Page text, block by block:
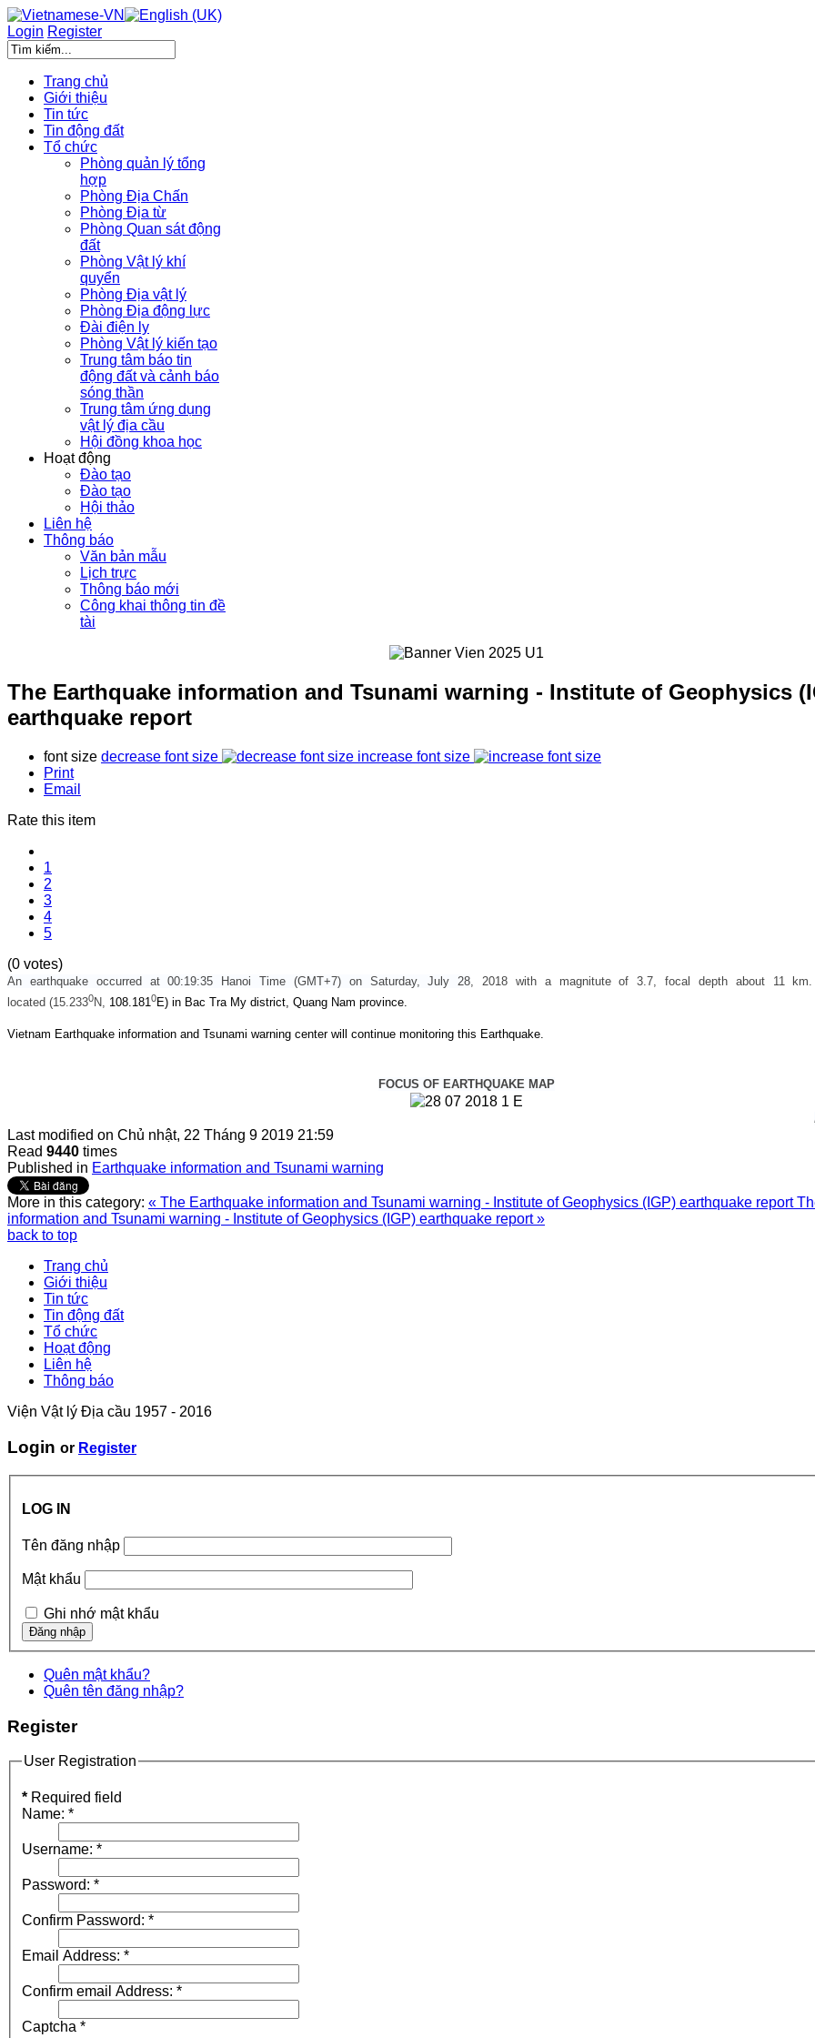
Login Register
Trang chủ
Giới thiệu
Tin tức
Tin động đất
Tổ chức
Phòng quản lý tổng
hợp
Phòng Địa Chấn
Phòng Địa từ
Phòng Quan sát động
đất
Phòng Vật lý khí
quyển
Phòng Địa vật lý
Phòng Địa động lực
Đài điện ly
Phòng Vật lý kiến tạo
Trung tâm báo tin
động đất và cảnh báo
sóng thần
Trung tâm ứng dụng
vật lý địa cầu
Hội đồng khoa học
Hoạt động
Đào tạo
Đào tạo
Hội thảo
Liên hệ
Thông báo
Văn bản mẫu
Lịch trực
Thông báo mới
Công khai thông tin đề
tài
The Earthquake information and Tsunami warning - Institute of Geophysics
earthquake report
font size decrease font size
increase font size
Print
Email
Rate this item
1
2
3
4
5
(0 votes)
An earthquake occurred at 00:19:35 Hanoi Time (GMT+7) on Saturday, July 28 , 2018 with a magnitute of 3.7, focal depth about 11
located (15.2330N, 108.1810E) in Bac Tra My district, Quang Nam province.
Vietnam Earthquake information and Tsunami warning center will continue monitoring this Earthquake.
FOCUS OF EARTHQUAKE MAP
Last modified on Chủ nhật, 22 Tháng 9 2019 21:59
Read 9440 times
Published in Earthquake information and Tsunami warning
More in this category: « The Earthquake information and Tsunami warning - Institute of Geophysics (IGP) earthquake report
information and Tsunami warning - Institute of Geophysics (IGP) earthquake report »
back to top
Trang chủ
Giới thiệu
Tin tức
Tin động đất
Tổ chức
Hoạt động
Liên hệ
Thông báo
Viện Vật lý Địa cầu 1957 - 2016
Login or Register
LOG IN
Tên đăng nhập
Mật khẩu
Ghi nhớ mật khẩu
Quên mật khẩu?
Quên tên đăng nhập?
Register
User Registration
* Required field
Name: *
Username: *
Password: *
Confirm Password: *
Email Address: *
Confirm email Address: *
Captcha *